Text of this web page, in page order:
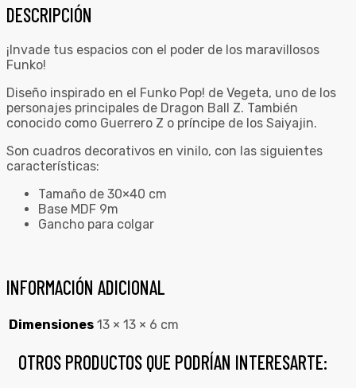
DESCRIPCIÓN
¡Invade tus espacios con el poder de los maravillosos
Funko!
Diseño inspirado en el Funko Pop! de Vegeta, uno de los
personajes principales de Dragon Ball Z. También
conocido como Guerrero Z o príncipe de los Saiyajin.
Son cuadros decorativos en vinilo, con las siguientes
características:
Tamaño de 30×40 cm
Base MDF 9m
Gancho para colgar
INFORMACIÓN ADICIONAL
Dimensiones 13 × 13 × 6 cm
OTROS PRODUCTOS QUE PODRÍAN INTERESARTE: